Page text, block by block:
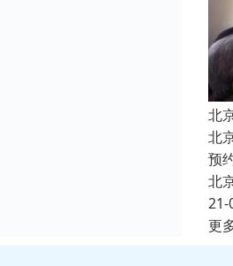
北
北
预
北
21-
更